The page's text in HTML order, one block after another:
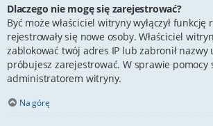
Dlaczego nie mogę się zarejestrować?
Być może właściciel witryny wyłączył
rejestrowały się nowe osoby. Właściciel
zablokować twój adres IP lub zabronił nazwy
próbujesz zarejestrować. W sprawie pomocy
administratorem witryny.
Na górę